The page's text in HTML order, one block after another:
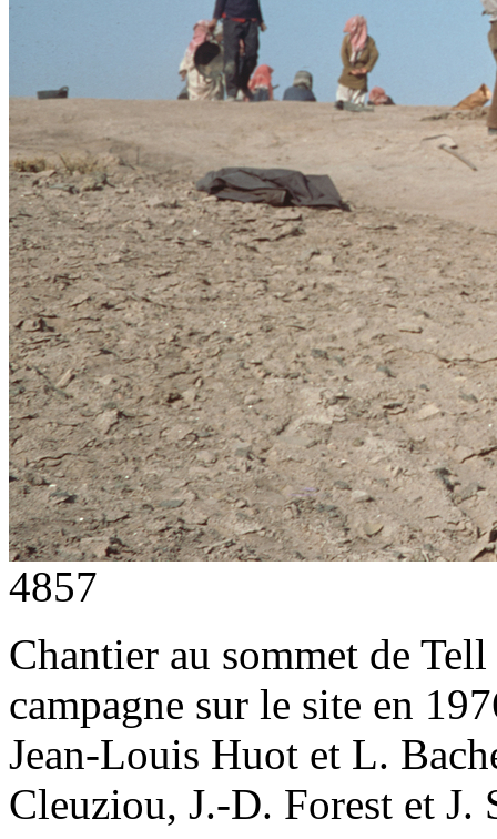
4857
Chantier au sommet de
campagne sur le site en
Jean-Louis Huot et L.
Cleuziou, J.-D. Forest et J.